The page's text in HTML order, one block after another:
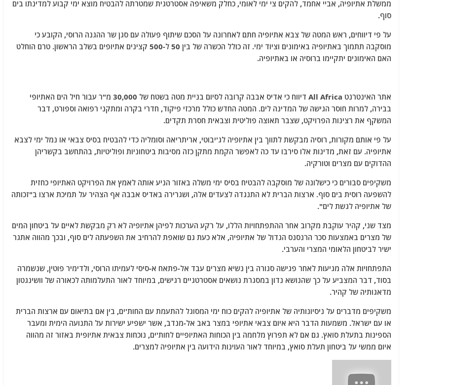
p
o
ממשלת אתיופיה, אביי אחמד, להקים צי ימי לאומי, כחלק משאיפה אסטרטגית שמטרתה להבטיח מוצא ימי קבוע למדינתו בים
סוף.
על פי דיווחים, ראש המטה של ​​צבא אתיופיה חתם לאחרונה על הסכם שיתוף פעולה עם סגן שר ההגנה הרוסי, הקובע כי
מוסקבה תתמוך באתיופיה באימונים וציוד ימי. זה כולל הכשרה של בין 50 ל-500 קצינים אתיופים בשלב הראשון. טרם הוחלט
האם האימונים יתקיימו ברוסיה או באתיופיה.
אתר האינטרנט All Africa דיווח כי אדיס אבבה קרובה לסיום בניית מטה בשטח של 30,000 מ"ר עבור חיל הים האתיופי
בבירה, למרות חוסר הגישה של המדינה לים. המטה החדש כולל מרכזי פיקוד, חדרי בקרה ומתקני רפואה וספורט, דבר
המשקף את רצינות הפרויקט, שצבר תאוצה פוליטית וצבאית חסרת תקדים.
על פי אותם מקורות, רוסיה מבקשת לתווך בין אתיופיה לג'יבוטי, אריתריאה וסומליה כדי להבטיח בסיס צבאי או נמל ימי לצבא
אתיופיה. עם זאת, מדינות אלו סירבו עד כה לאפשר הקמת מתקן כזה מסיבות ביטחוניות ופוליטיות, בהתחשב בקשריהן
ההדוקים עם מצרים וטורקיה.
משקיפים סבורים כי כישלונה של מוסקבה להבטיח בסיס ימי משלה באזור הניע אותה לאמץ את הפרויקט האתיופי כחזית
להשפעה רוסית בים סוף. ארצות הברית לא התנגדה לצעדים אלה, ושגרירה באדיס אבבה אף הצהיר על תמיכת ארצו ב"זכותה
של אתיופיה לגשת לים".
מצד שני, קהיר עוקבת מקרוב אחר ההתפתחויות הללו, על רקע הערכות לפיהן אתיופיה לא רק מבקשת לאיים על ביטחון המים
של מצרים באמצעות סכר הרנסנס הגדול של אתיופיה, אלא כעת גם שואפת להרחיב את השפעתה לים סוף, ובכך מהווה אתגר
ישיר לביטחון הלאומי המצרי והערבי.
התפתחויות אלה מגיעות לאחר פגישה סגורה בין נשיא מצרים עבד אל-פתאח א-סיסי לעמיתו הרוסי, ולדימיר פוטין, שנשמרה
בסוד, דבר המצביע על כך שהנושא נדון במסגרת נושאים אסטרטגיים רגישים, במיוחד לאור התעלמותה לכאורה של וושינגטון
מדאגותיה של קהיר.
משקיפים מדברים על ניסיונותיה של אתיופיה להקים כוח ימי המסוגל להתעמת עם החות'ים, בין אם בתיאום עם ארצות הברית
או עם ישראל. משמעות הדבר היא איום צבאי אתיופי במצר באב אל-מנדב, אשר ישפיע ישירות על התנועה הימית ומעבר
הספינות בתעלת סואץ. גם אם לא תפרוץ מלחמה בין הכוחות האתיופיים לחות'ים, נוכחות צבאית אתיופית באזור זה מהווה
איום ממשי על ביטחון תעלת סואץ, במיוחד לאור העוינות הידועה בין אתיופיה למצרים.